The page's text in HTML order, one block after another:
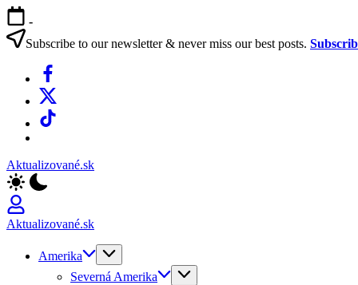
Skip
to
content
-
Subscribe to our newsletter & never miss our best posts.
Facebook
X
TikTok
Aktualizované.sk
Aktualizované.sk
Amerika
Severná Amerika